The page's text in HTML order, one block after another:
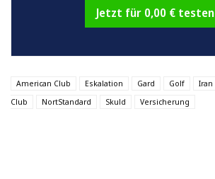
Jetzt für 0,00 € testen
American Club Eskalation Gard Golf Iran
Club
NortStandard Skuld Versicherung